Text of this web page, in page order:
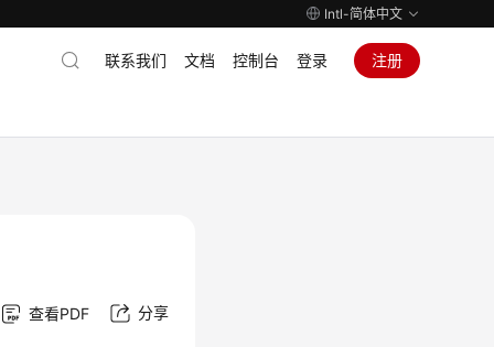
Intl-简体中文
联系我们 文档 控制台 登录 注册
查看PDF 分享